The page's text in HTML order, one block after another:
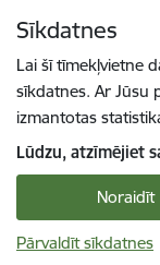
Sīkdatnes
Lai šī tīmekļvietne
sīkdatnes. Ar Jūsu
izmantotas
Lūdzu, atzīmējiet
Noraidīt
Pārvaldīt sīkdatnes